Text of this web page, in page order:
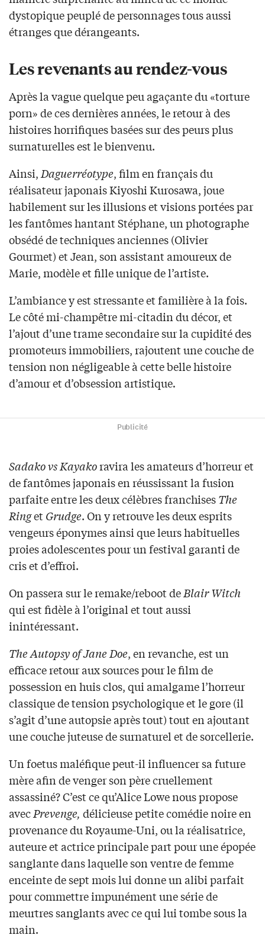
dystopique peuplé de personnages tous aussi
étranges que dérangeants.
Les revenants au rendez-vous
Après la vague quelque peu agaçante du «torture
porn» de ces dernières années, le retour à des
histoires horrifiques basées sur des peurs plus
surnaturelles est le bienvenu.
Ainsi, Daguerréotype, film en français du
réalisateur japonais Kiyoshi Kurosawa, joue
habilement sur les illusions et visions portées par
les fantômes hantant Stéphane, un photographe
obsédé de techniques anciennes (Olivier
Gourmet) et Jean, son assistant amoureux de
Marie, modèle et fille unique de l’artiste.
L’ambiance y est stressante et familière à la fois.
Le côté mi-champêtre mi-citadin du décor, et
l’ajout d’une trame secondaire sur la cupidité des
promoteurs immobiliers, rajoutent une couche de
tension non négligeable à cette belle histoire
d’amour et d’obsession artistique.
Publicité
Sadako vs Kayakoravira les amateurs d’horreur et
de fantômes japonais en réussissant la fusion
parfaite entre les deux célèbres franchisesThe
RingetGrudge. On y retrouve les deux esprits
vengeurs éponymes ainsi que leurs habituelles
proies adolescentes pour un festival garanti de
cris et d’effroi.
On passera sur le remake/reboot deBlair Witch
qui est fidèle à l’original et tout aussi
inintéressant.
The Autopsy of Jane Doe, en revanche, est un
efficace retour aux sources pour le film de
possession en huis clos, qui amalgame l’horreur
classique de tension psychologique et le gore (il
s’agit d’une autopsie après tout) tout en ajoutant
une couche juteuse de surnaturel et de sorcellerie.
Un foetus maléfique peut-il influencer sa future
mère afin de venger son père cruellement
assassiné? C’est ce qu’Alice Lowe nous propose
avecPrevenge, délicieuse petite comédie noire en
provenance du Royaume-Uni, ou la réalisatrice,
auteure et actrice principale part pour une épopée
sanglante dans laquelle son ventre de femme
enceinte de sept mois lui donne un alibi parfait
pour commettre impunément une série de
meurtres sanglants avec ce qui lui tombe sous la
main.